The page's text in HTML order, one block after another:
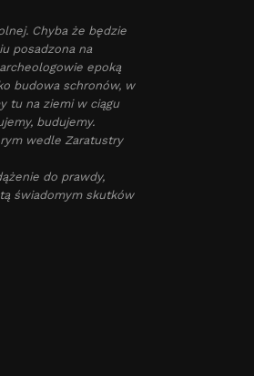
Chyba że będzie
posadzona na
epoką
budowa schronów, w
tu na ziemi w ciągu
budujemy.
wedle Zaratustry
do prawdy,
świadomym skutków